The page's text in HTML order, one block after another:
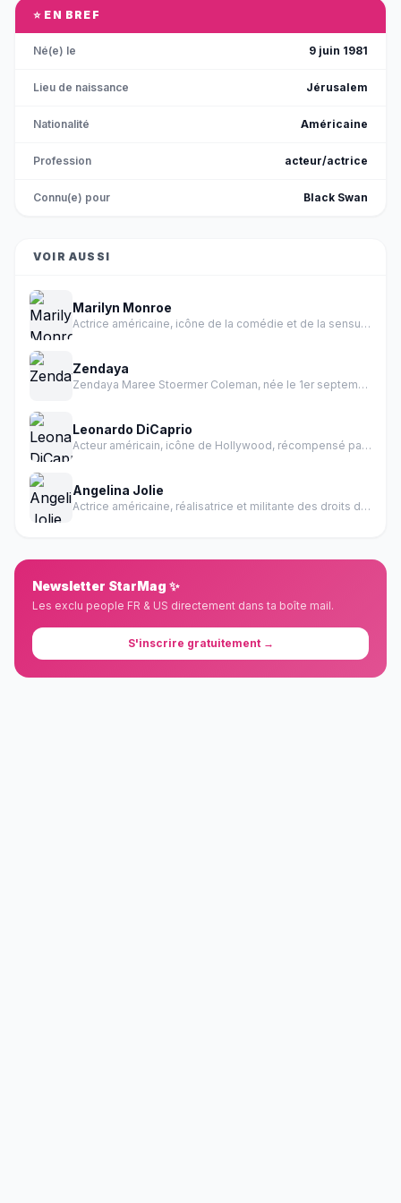
⭐ EN BREF
Né(e) le 9 juin 1981
Lieu de naissance Jérusalem
Nationalité Américaine
Profession acteur/actrice
Connu(e) pour Black Swan
VOIR AUSSI
Marilyn Monroe
Actrice américaine, icône de la comédie et de la sensualité des années 1950.
Zendaya
Zendaya Maree Stoermer Coleman, née le 1er septembre 1996 à Oakland en Californie, est une actrice et chanteuse américaine.
Leonardo DiCaprio
Acteur américain, icône de Hollywood, récompensé par un Oscar
Angelina Jolie
Actrice américaine, réalisatrice et militante des droits de l'homme
Newsletter StarMag ✨
Les exclu people FR & US directement dans ta boîte mail.
S'inscrire gratuitement →